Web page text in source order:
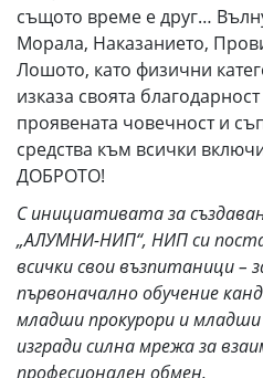
същото време е друг…
Морала, Наказанието,
Лошото, като физични
изказа своята
проявената човечност и
средства към всички
ДОБРОТО!
С инициативата за
„АЛУМНИ-НИП“, НИП си
всички свои възпитаници –
първоначално обучение
младши прокурори и
изгради силна мрежа за
професионален обмен.